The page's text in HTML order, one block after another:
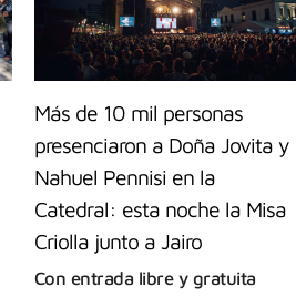
Más de 10 mil personas
presenciaron a Doña Jovita y
Nahuel Pennisi en la
Catedral: esta noche la Misa
Criolla junto a Jairo
Con entrada libre y gratuita